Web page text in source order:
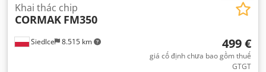
Siedlce 8.515 km
Khai thác chip
CORMAK FM350
499 €
giá cố định chưa bao gồm thuế
GTGT